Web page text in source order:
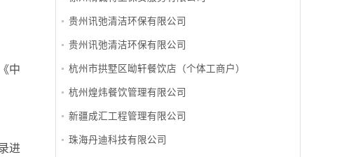
中
进
贵州讯弛清洁环保有限公司
贵州讯弛清洁环保有限公司
杭州市拱墅区呦轩餐饮店（个体工商户）
杭州煌炜餐饮管理有限公司
新疆成汇工程管理有限公司
珠海丹迪科技有限公司